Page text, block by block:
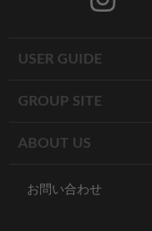
USER GUIDE
GROUP SITE
ABOUT US
お問い合わせ